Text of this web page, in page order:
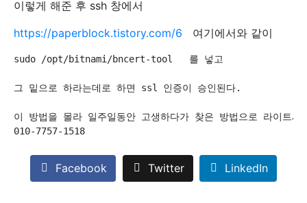
이렇게 해준 후 ssh 창에서
https://paperblock.tistory.com/6 여기에서와 같이
sudo /opt/bitnami /bncert-tool   를 넣고
그 밑으로 하라는데로 하면 ssl 인증이 승인된다.
이 방법을 몰라 일주일동안 고생하다가 찾은 방법으로 라이
010-7757-1518
Facebook Twitter LinkedIn